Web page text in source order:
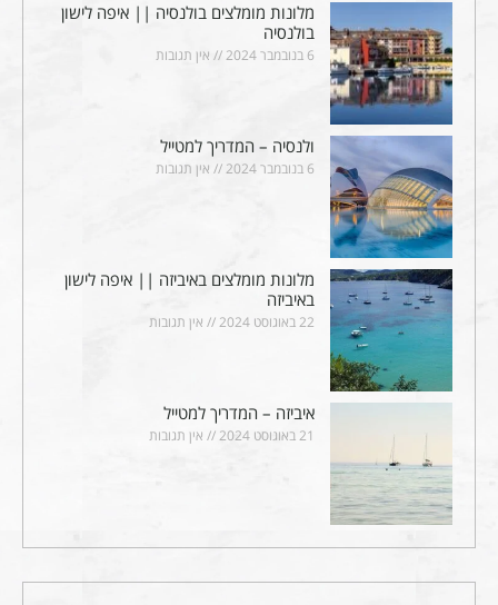
מלונות מומלצים בולנסיה || איפה לישון
בולנסיה
6 בנובמבר 2024 אין תגובות
ולנסיה – המדריך למטייל
6 בנובמבר 2024 אין תגובות
מלונות מומלצים באיביזה || איפה לישון
באיביזה
22 באוגוסט 2024 אין תגובות
איביזה – המדריך למטייל
21 באוגוסט 2024 אין תגובות